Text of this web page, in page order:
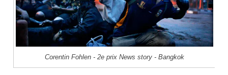
Corentin Fohlen - 2e prix News story - Bangkok